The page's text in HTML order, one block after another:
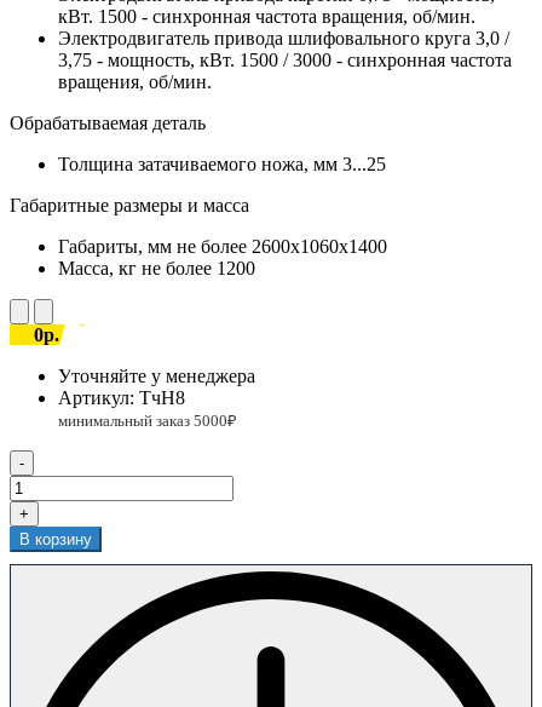
кВт. 1500 - синхронная частота вращения, об/мин.
Электродвигатель привода шлифовального круга 3,0 /
3,75 - мощность, кВт. 1500 / 3000 - синхронная частота
вращения, об/мин.
Обрабатываемая деталь
Толщина затачиваемого ножа, мм 3...25
Габаритные размеры и масса
Габариты, мм не более 2600х1060х1400
Масса, кг не более 1200
0р.
Уточняйте у менеджера
Артикул: ТчН8
-
+
В корзину